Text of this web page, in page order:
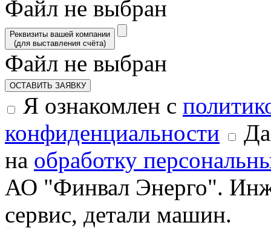
Файл не выбран
Реквизиты вашей компании
(для выставления счёта)
Файл не выбран
ОСТАВИТЬ ЗАЯВКУ
Я ознакомлен с
конфиденциальности
на обработку
АО "Финвал Энерго".
сервис, детали машин.